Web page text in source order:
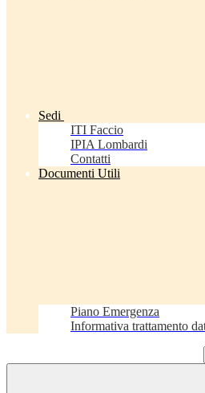
Sedi
ITI Faccio
IPIA Lombardi
Contatti
Documenti Utili
Piano Emergenza
Informativa trattamento